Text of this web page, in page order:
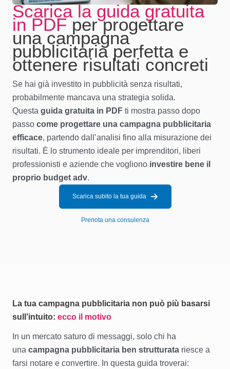
Scarica la guida gratuita
in PDFper progettare
una campagna
pubblicitaria perfetta e
ottenere risultati concreti
Se hai già investito in pubblicità senza risultati,
probabilmente mancava una strategia solida.
Questa guida gratuita in PDF ti mostra passo dopo
passo come progettare una campagna pubblicitaria
efficace, partendo dall’analisi fino alla misurazione dei
risultati. È lo strumento ideale per imprenditori, liberi
professionisti e aziende che vogliono investire bene il
proprio budget adv.
Scarica subito la tua guida
Prenota una consulenza
La tua campagna pubblicitaria non può più basarsi
sull’intuito: ecco il motivo
In un mercato saturo di messaggi, solo chi ha
una campagna pubblicitaria ben strutturata riesce a
farsi notare e convertire. In questa guida troverai: